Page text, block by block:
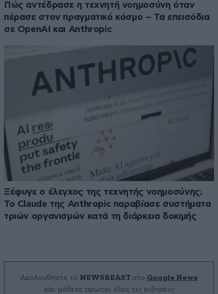
Πώς αντέδρασε η τεχνητή νοημοσύνη όταν
πέρασε στον πραγματικό κόσμο – Τα επεισόδια
σε OpenAI και Anthropic
Ξέφυγε ο έλεγχος της τεχνητής νοημοσύνης;
Το Claude της Anthropic παραβίασε συστήματα
τριών οργανισμών κατά τη διάρκεια δοκιμής
Ακολουθήστε το NEWSBEAST στο Google News
και μάθετε πρώτοι όλες τις ειδήσεις